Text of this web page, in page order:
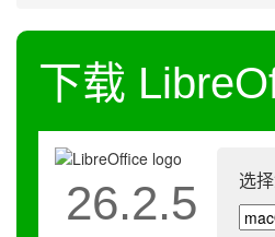
下载
选
26.2.5